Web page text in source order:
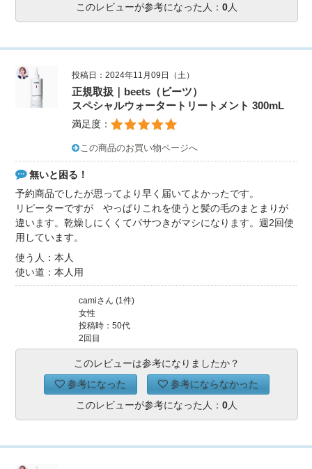
このレビューが参考になった人： 0人
投稿日：2024年11月09日（土）
正規取扱｜beets（ビーツ）
スペシャルウォータートリートメント 300mL
満足度：
この商品のお買い物ページへ
無いと困る！
予約商品でしたが思ってより早く届いてよかったです。
リピーターですが やっぱりこれを使うと髪の毛のまとまりが
違います。乾燥しにくくてパサつきがマシになります。週2回使
用しています。
使う人：本人
使い道：本人用
camiさん (1件)
女性
投稿時：50代
2回目
このレビューは参考になりましたか？
参考になった
参考にならなかった
このレビューが参考になった人： 0人